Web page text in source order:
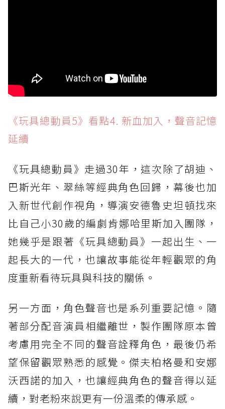
《玩具總動員5》看點4. 新血加入，聲音記憶
延續
《玩具總動員》走過30年，這次除了胡迪、
巴斯光年、翠絲等經典角色回歸，幕後也加
入新世代創作視角，導演安德魯史坦頓找來
比自己小30歲的編劇肯娜哈里斯加入團隊，
她幾乎是跟著《玩具總動員》一起出生、一
起長大的一代，也讓故事能從年輕觀眾的角
度重新看待玩具與科技的關係。
另一方面，角色聲音也是系列重要記憶。隨
著部分配音演員相繼離世，製作團隊原本曾
考慮用完全不同的聲音詮釋角色，最後仍希
望保留觀眾熟悉的感覺。傑夫柏格曼和安娜
沃西諾的加入，也讓經典角色的聲音得以延
續，對老粉來說更有一份溫柔的傳承感。